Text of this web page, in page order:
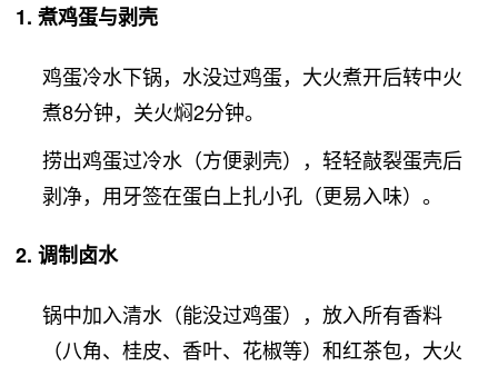
1.煮鸡蛋与剥壳
鸡蛋冷水下锅，水没过鸡蛋，大火煮开后转中火
煮8分钟，关火焖2分钟。
捞出鸡蛋过冷水（方便剥壳），轻轻敲裂蛋壳后
剥净，用牙签在蛋白上扎小孔（更易入味）。
2.调制卤水
锅中加入清水（能没过鸡蛋），放入所有香料
（八角、桂皮、香叶、花椒等）和红茶包，大火